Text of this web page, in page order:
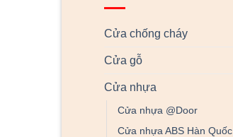
Cửa chống cháy
Cửa gỗ
Cửa nhựa
Cửa nhựa @Door
Cửa nhựa ABS Hàn Quốc